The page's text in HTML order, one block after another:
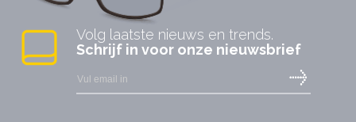
Volg laatste nieuws en trends.
Schrijf in voor onze nieuwsbrief